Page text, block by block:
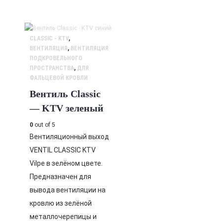
CLASSIC - KTV,
ВЕНТИЛЯЦИЯ, ВЕНТИЛЯЦИЯ
ПОДКРОВЕЛЬНОГО
ПРОСТРАНСТВА, ДЛЯ
ФАЛЬЦЕВОЙ КРОВЛИ
Вентиль Classic
— KTV зеленый
0 out of 5
Вентиляционный выход
VENTIL CLASSIC KTV
Vilpe в зелёном цвете.
Предназначен для
вывода вентиляции на
кровлю из зелёной
металлочерепицы и